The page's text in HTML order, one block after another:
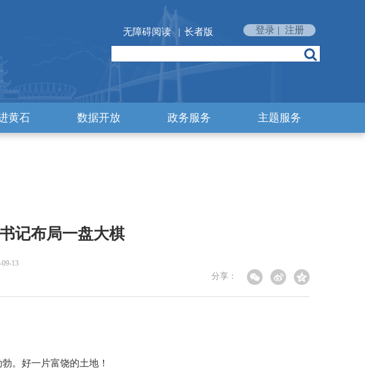
无障碍阅读 | 长者版 登录 | 注册
黄石 数据开放 政务服务 主题服务
记布局一盘大棋
13
分享：
。好一片富饶的土地！